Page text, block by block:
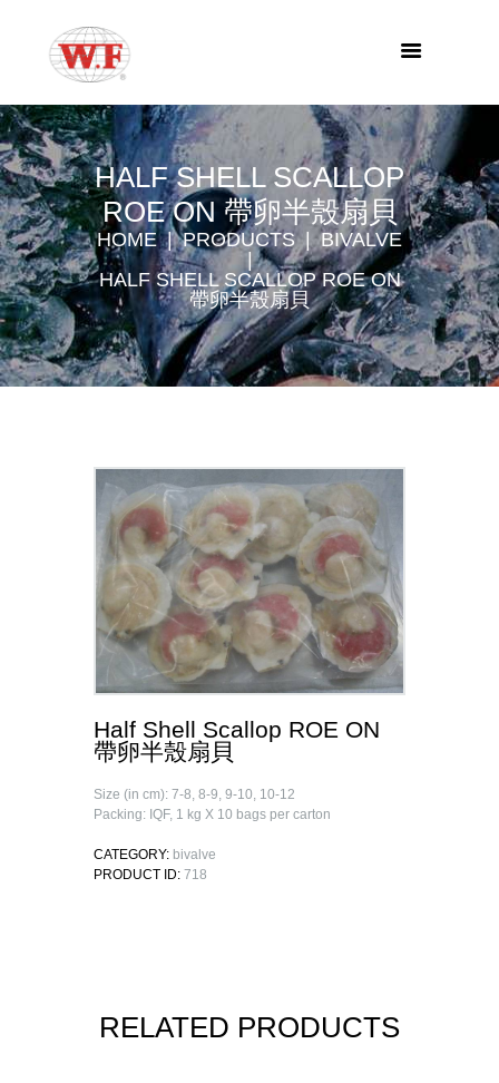
HALF SHELL SCALLOP
ROE ON 帶卵半殼扇貝
HOME PRODUCTS
BIVALVE
HALF SHELL SCALLOP ROE ON
帶卵半殼扇貝
Half Shell Scallop ROE ON
帶卵半殼扇貝
Size (in cm): 7-8, 8-9, 9-10, 10-12
Packing: IQF, 1 kg X 10 bags per carton
CATEGORY: bivalve
PRODUCT ID: 718
RELATED PRODUCTS